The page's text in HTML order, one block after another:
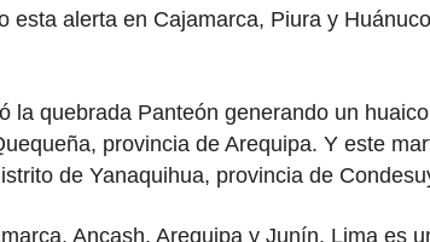
alerta en Cajamarca, Piura y
quebrada Panteón generando un
provincia de Arequipa. Y este
de Yanaquihua, provincia de
Ancash, Arequipa y Junín. Lima es